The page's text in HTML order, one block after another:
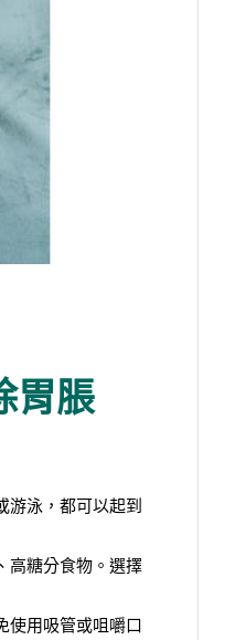
胃脹
游泳，都可以起到
高糖分食物。選擇
使用吸管或咀嚼口